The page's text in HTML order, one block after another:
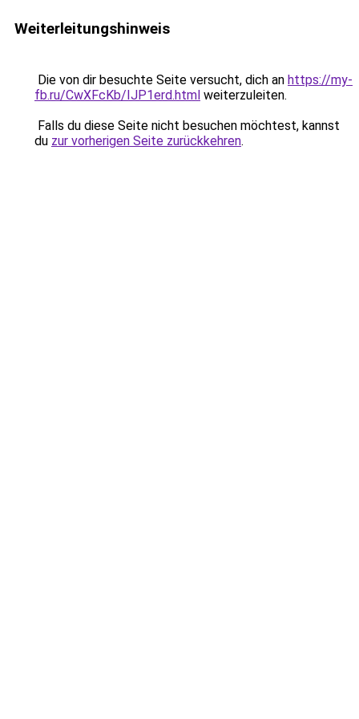
Weiterleitungshinweis
Die von dir besuchte Seite versucht, dich an https://my-
fb.ru/CwXFcKb/IJP1erd.html weiterzuleiten.
Falls du diese Seite nicht besuchen möchtest, kannst
du zur vorherigen Seite zurückkehren.